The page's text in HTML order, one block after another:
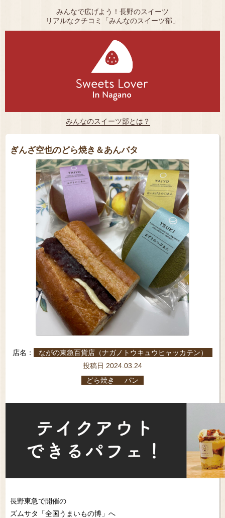
みんなで広げよう！長野のスイーツ
リアルなクチコミ「みんなのスイーツ部」
みんなのスイーツ部とは？
ぎんざ空也のどら焼き＆あんバタ
店名： ながの東急百貨店（ナガノトウキュウヒャッカテン）
投稿日 2024.03.24
どら焼き パン
長野東急で開催の
ズムサタ「全国うまいもの博」へ